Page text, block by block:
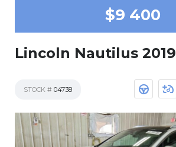
$9 400
Lincoln Nautilus 2019
STOCK # 04738